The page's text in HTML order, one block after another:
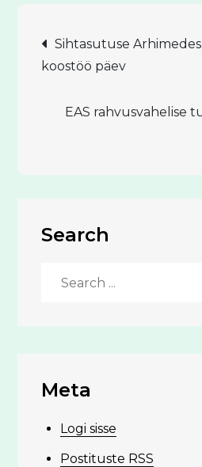
Sihtasutuse
koostöö päev
EAS rahvusvahelise
Search
Meta
Logi sisse
Postituste RSS